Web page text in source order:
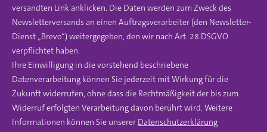
versandten Link anklicken. Die Daten werden zum Zweck des
Newsletterversands an einen Auftragsverarbeiter (den Newsletter-
Dienst „Brevo“) weitergegeben, den wir nach Art. 28 DSGVO
verpflichtet haben.
Ihre Einwilligung in die vorstehend beschriebene
Datenverarbeitung können Sie jederzeit mit Wirkung für die
Zukunft widerrufen, ohne dass die Rechtmäßigkeit der bis zum
Widerruf erfolgten Verarbeitung davon berührt wird. Weitere
Informationen können Sie unserer Datenschutzerklärung